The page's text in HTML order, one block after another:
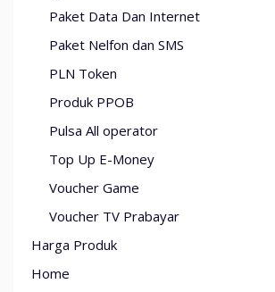
Paket Data Dan Internet
Paket Nelfon dan SMS
PLN Token
Produk PPOB
Pulsa All operator
Top Up E-Money
Voucher Game
Voucher TV Prabayar
Harga Produk
Home